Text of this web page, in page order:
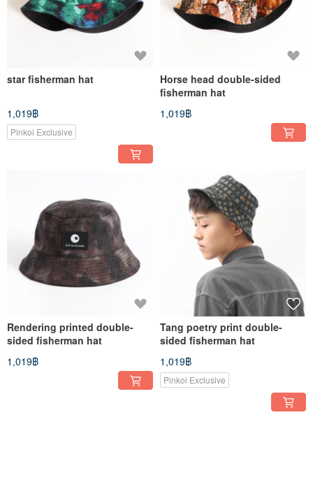
star fisherman hat
1,019฿
Pinkoi Exclusive
Horse head double-sided
fisherman hat
1,019฿
Rendering printed double-
sided fisherman hat
1,019฿
Tang poetry print double-
sided fisherman hat
1,019฿
Pinkoi Exclusive